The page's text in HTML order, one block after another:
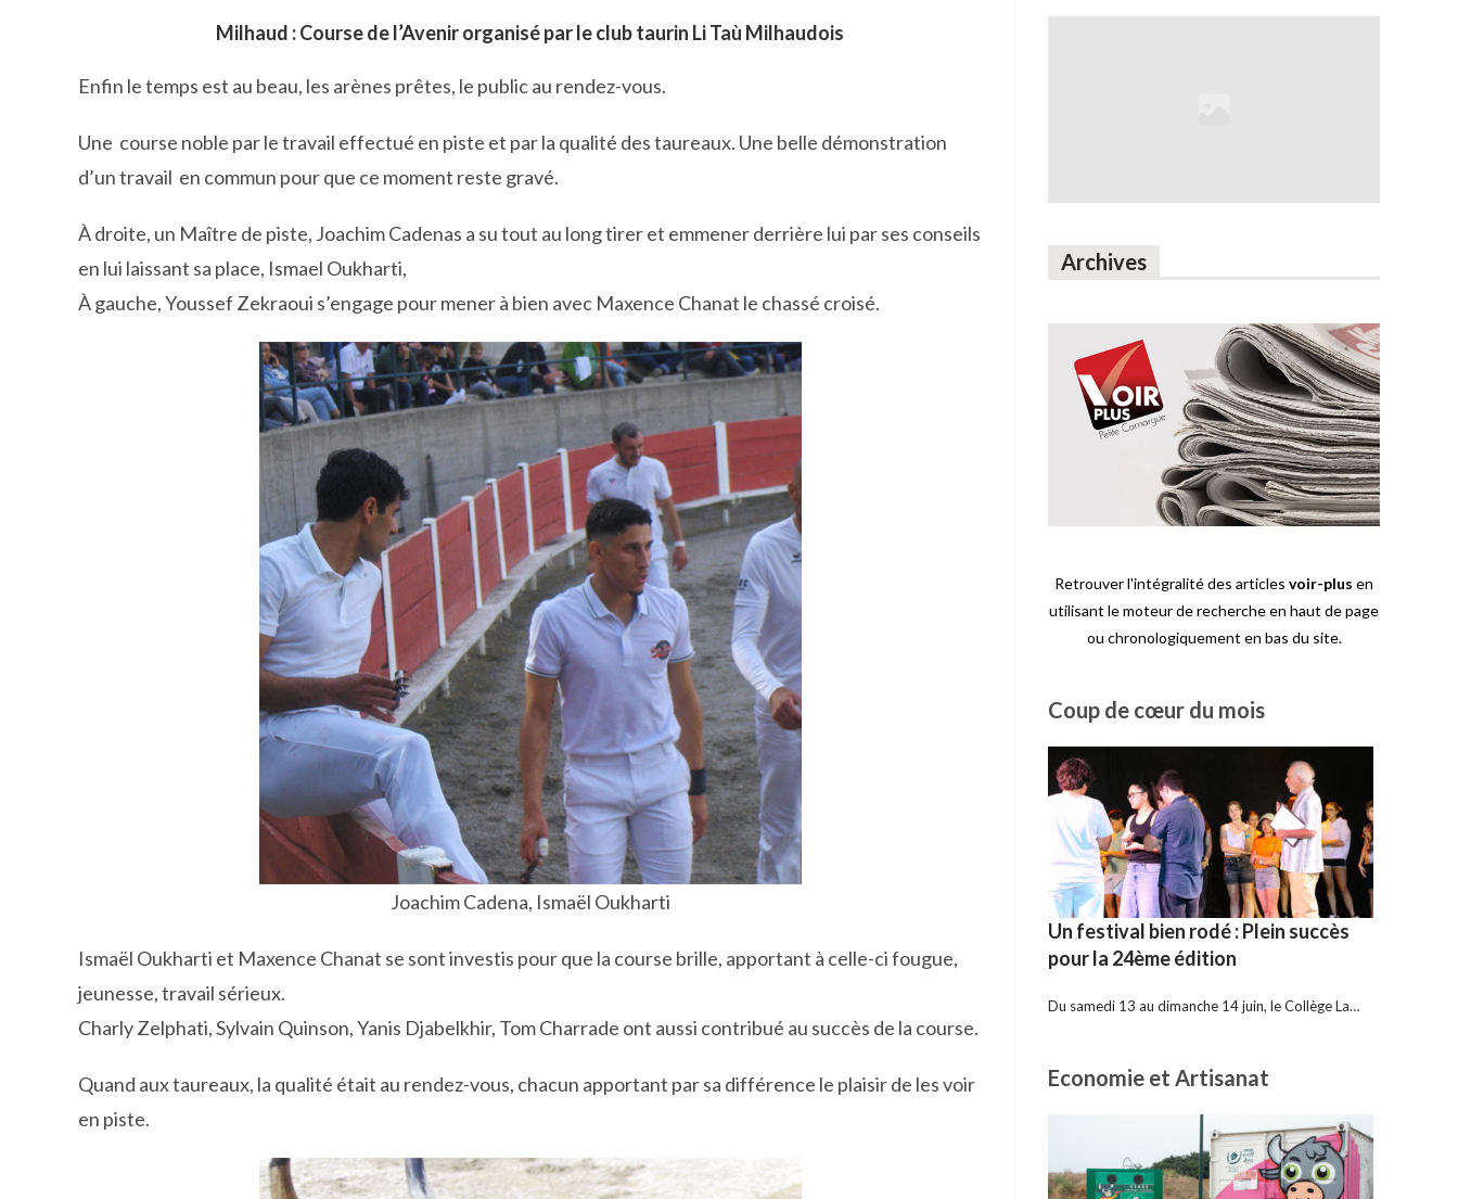
Milhaud : Course de l’Avenir organisé par le club taurin Li Taù Milhaudois
Enfin le temps est au beau, les arènes prêtes, le public au rendez-vous.
Une course noble par le travail effectué en piste et par la qualité des taureaux. Une belle démonstration
d’un travail en commun pour que ce moment reste gravé.
À droite, un Maître de piste, Joachim Cadenas a su tout au long tirer et emmener derrière lui par ses conseils
en lui laissant sa place, Ismael Oukharti,
À gauche, Youssef Zekraoui s’engage pour mener à bien avec Maxence Chanat le chassé croisé.
Joachim Cadena, Ismaël Oukharti
Ismaël Oukharti et Maxence Chanat se sont investis pour que la course brille, apportant à celle-ci fougue,
jeunesse, travail sérieux.
Charly Zelphati, Sylvain Quinson, Yanis Djabelkhir, Tom Charrade ont aussi contribué au succès de la course.
Quand aux taureaux, la qualité était au rendez-vous, chacun apportant par sa différence le plaisir de les voir
en piste.
Archives
Retrouver l'intégralité des articles voir-plus en
utilisant le moteur de recherche en haut de page
ou chronologiquement en bas du site.
Coup de cœur du mois
Un festival bien rodé : Plein succès
pour la 24ème édition
Du samedi 13 au dimanche 14 juin, le Collège La…
Economie et Artisanat